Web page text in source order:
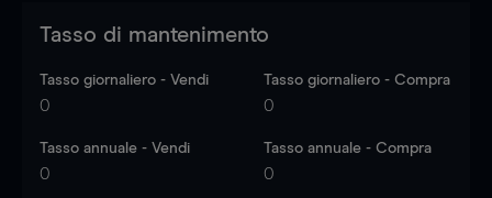
Tasso di mantenimento
Tasso giornaliero - Vendi
0
Tasso giornaliero - Compra
0
Tasso annuale - Vendi
0
Tasso annuale - Compra
0